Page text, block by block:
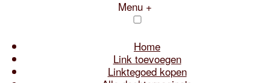
Menu +
Home
Link toevoegen
Linktegoed kopen